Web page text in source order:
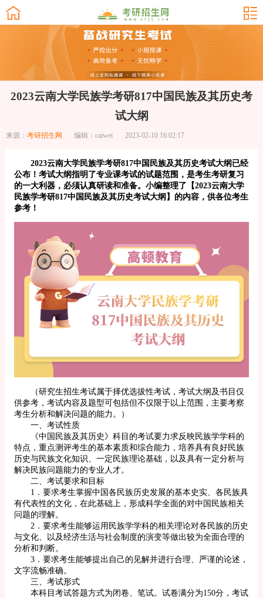
2023云南大学民族学考研817中国民族及其历史考
试大纲
来源： 考研招生网 编辑：caiwei 2023-02-10 16:02:17
2023云南大学民族学考研817中国民族及其历史考试大纲已经
公布！考试大纲指明了专业课考试的试题范围，是考生考研复习
的一大利器，必须认真研读和准备。小编整理了【2023云南大学
民族学考研817中国民族及其历史考试大纲】的内容，供各位考生
参考！
（研究生招生考试属于择优选拔性考试，考试大纲及书目仅
供参考，考试内容及题型可包括但不仅限于以上范围，主要考察
考生分析和解决问题的能力。）
一、考试性质
《中国民族及其历史》科目的考试要力求反映民族学学科的
特点，重点测评考生的基本素质和综合能力，培养具有良好民族
历史与民族文化知识、一定民族理论基础，以及具有一定分析与
解决民族问题能力的专业人才。
二、考试要求和目标
1．要求考生掌握中国各民族历史发展的基本史实、各民族具
有代表性的文化，在此基础上，形成科学全面的对中国民族相关
问题的理解。
2．要求考生能够运用民族学学科的相关理论对各民族的历史
与文化、以及经济生活与社会制度的演变等做出较为全面合理的
分析和判断。
3．要求考生能够提出自己的见解并进行合理、严谨的论述，
文字流畅准确。
三、考试形式
本科目考试答题方式为闭卷、笔试。试卷满分为150分，考试